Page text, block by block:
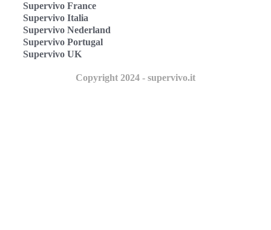
Supervivo France
Supervivo Italia
Supervivo Nederland
Supervivo Portugal
Supervivo UK
Copyright 2024 - supervivo.it